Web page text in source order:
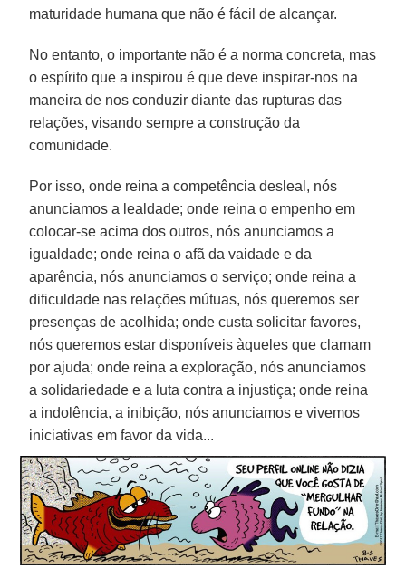
maturidade humana que não é fácil de alcançar.
No entanto, o importante não é a norma concreta, mas
o espírito que a inspirou é que deve inspirar-nos na
maneira de nos conduzir diante das rupturas das
relações, visando sempre a construção da
comunidade.
Por isso, onde reina a competência desleal, nós
anunciamos a lealdade; onde reina o empenho em
colocar-se acima dos outros, nós anunciamos a
igualdade; onde reina o afã da vaidade e da
aparência, nós anunciamos o serviço; onde reina a
dificuldade nas relações mútuas, nós queremos ser
presenças de acolhida; onde custa solicitar favores,
nós queremos estar disponíveis àqueles que clamam
por ajuda; onde reina a exploração, nós anunciamos
a solidariedade e a luta contra a injustiça; onde reina
a indolência, a inibição, nós anunciamos e vivemos
iniciativas em favor da vida...